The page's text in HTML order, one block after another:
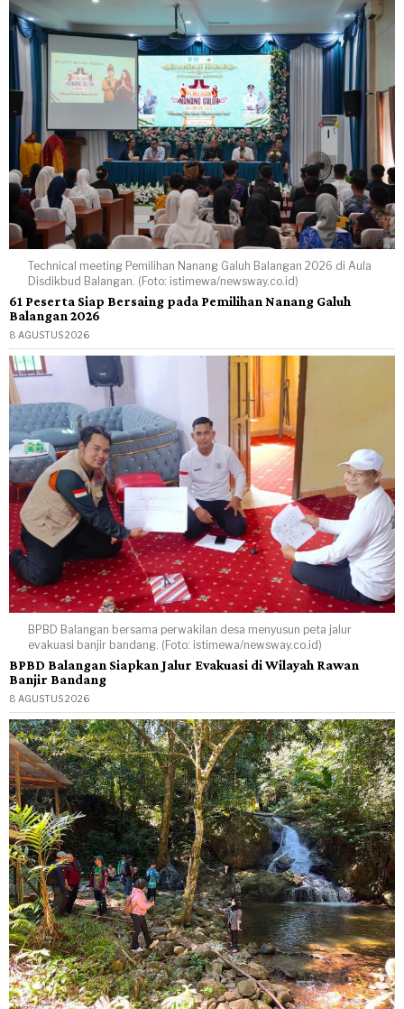
Technical meeting Pemilihan Nanang Galuh Balangan 2026 di Aula
Disdikbud Balangan. (Foto: istimewa/newsway.co.id)
61 Peserta Siap Bersaing pada Pemilihan Nanang Galuh
Balangan 2026
8 AGUSTUS 2026
BPBD Balangan bersama perwakilan desa menyusun peta jalur
evakuasi banjir bandang. (Foto: istimewa/newsway.co.id)
BPBD Balangan Siapkan Jalur Evakuasi di Wilayah Rawan
Banjir Bandang
8 AGUSTUS 2026